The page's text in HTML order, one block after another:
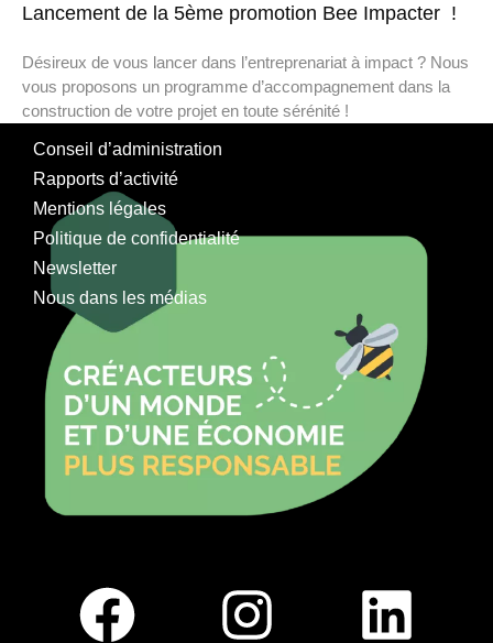
Lancement de la 5ème promotion Bee Impacter !
Désireux de vous lancer dans l’entreprenariat à impact ? Nous
vous proposons un programme d’accompagnement dans la
construction de votre projet en toute sérénité !
Conseil d’administration
Rapports d’activité
Mentions légales
Politique de confidentialité
Newsletter
Nous dans les médias